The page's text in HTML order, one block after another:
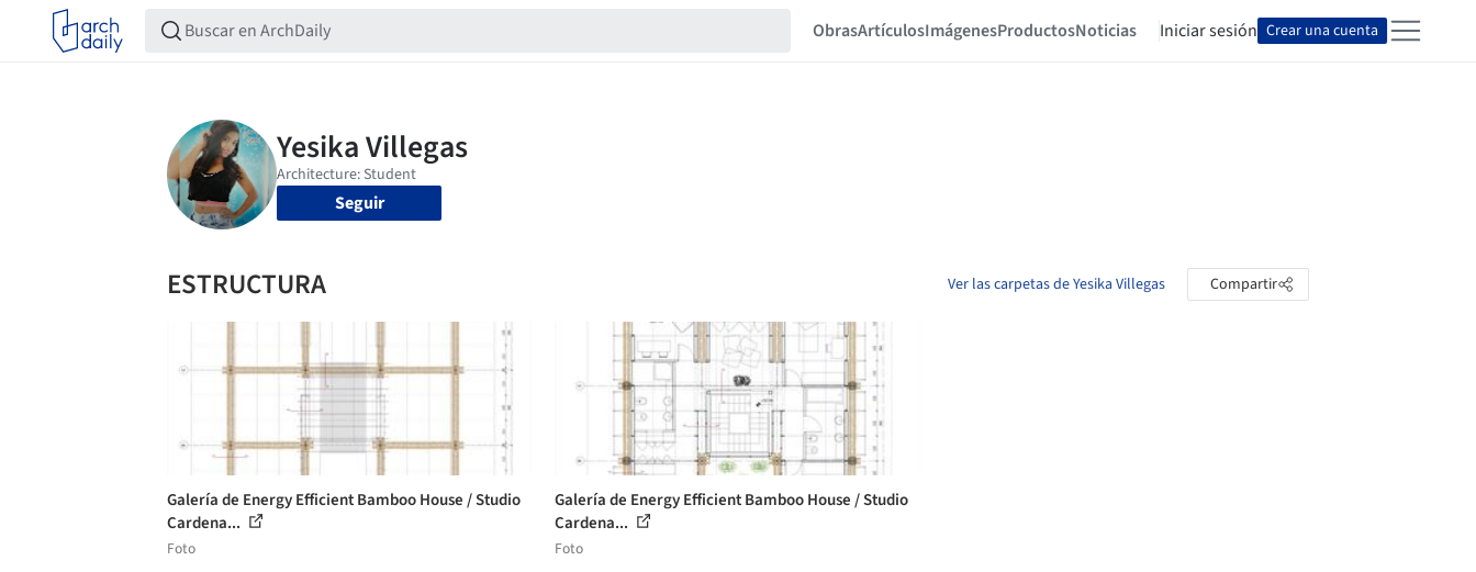
ObrasArtículosImágenesProductosNoticias Iniciar sesión Crear una cuenta
Seguir
ESTRUCTURA Ver las carpetas de Yesika Villegas Compartir
Galería de Energy Efficient Bamboo House / Studio
Cardena...
Foto
Galería de Energy Efficient Bamboo House / Studio
Cardena...
Foto